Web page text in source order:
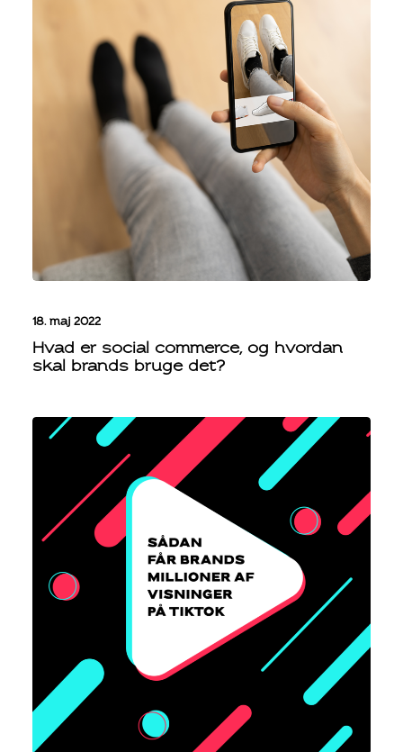
18. maj 2022
Hvad er social commerce, og hvordan
skal brands bruge det?